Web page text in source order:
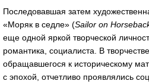
Последовавшая затем
«Моряк в седле» (Sailor on
еще одной яркой творческой
романтика, социалиста. В
обращавшегося к историческому
с эпохой, отчетливо проявлялись